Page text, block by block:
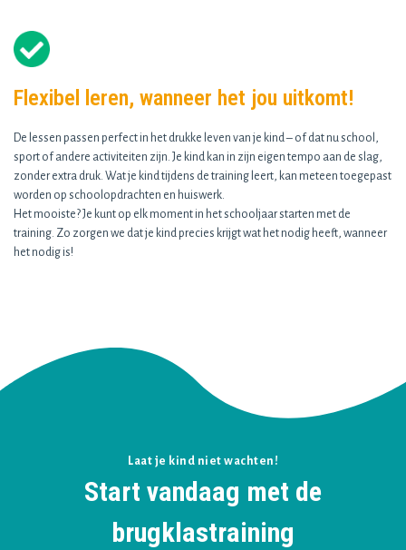
Flexibel leren, wanneer het jou uitkomt!
De lessen passen perfect in het drukke leven van je kind – of dat nu school,
sport of andere activiteiten zijn. Je kind kan in zijn eigen tempo aan de slag,
zonder extra druk. Wat je kind tijdens de training leert, kan meteen toegepast
worden op schoolopdrachten en huiswerk.
Het mooiste? Je kunt op elk moment in het schooljaar starten met de
training. Zo zorgen we dat je kind precies krijgt wat het nodig heeft, wanneer
het nodig is!
Laat je kind niet wachten!
Start vandaag met de
brugklastraining